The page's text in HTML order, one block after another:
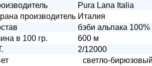
Pura Lana Italia
производитель Италия
бэби альпака 100%
в 100 гр.
600 м
2/12000
светло-бирюзовый